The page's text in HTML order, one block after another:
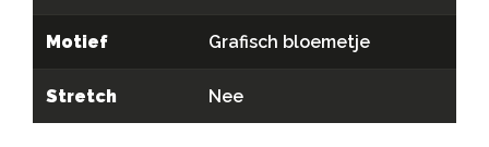
Motief Grafisch bloemetje
Stretch Nee